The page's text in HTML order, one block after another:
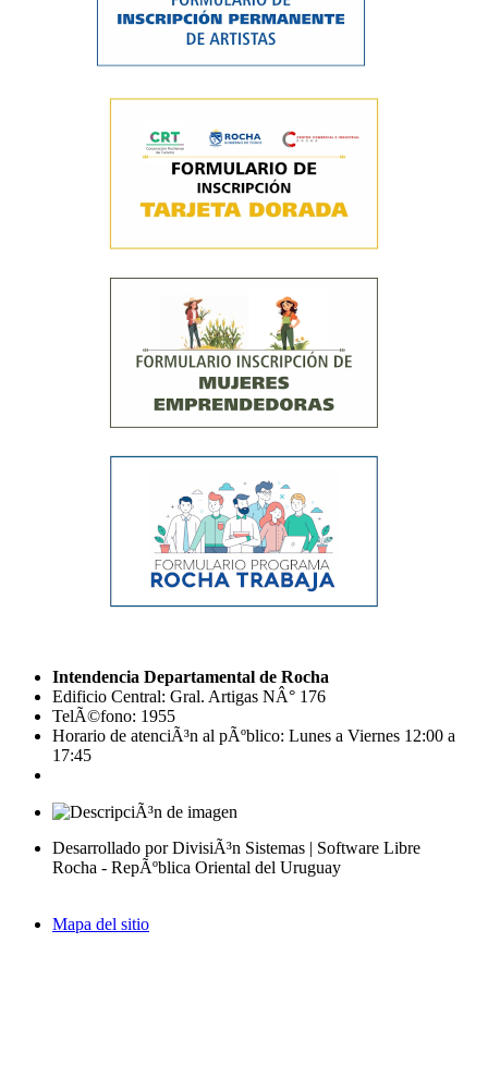
Intendencia Departamental de Rocha
Edificio Central: Gral. Artigas NÂ° 176
TelÃ©fono: 1955
Horario de atenciÃ³n al pÃºblico: Lunes a Viernes 12:00 a
17:45
Desarrollado por DivisiÃ³n Sistemas | Software Libre
Rocha - RepÃºblica Oriental del Uruguay
Mapa del sitio